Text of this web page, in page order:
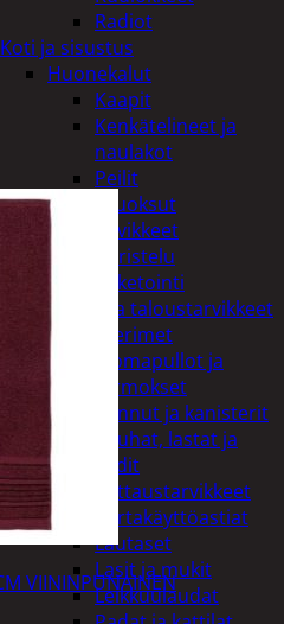
Radiot
Koti ja sisustus
Huonekalut
Kaapit
Kenkätelineet ja
naulakot
Peilit
Huonetuoksut
Juhlatarvikkeet
Koristelu
Paketointi
Keittiö ja taloustarvikkeet
Aterimet
Juomapullot ja
termokset
Kannut ja kanisterit
Kauhat, lastat ja
sudit
Kattaustarvikkeet
Kertakäyttöastiat
Lautaset
Lasit ja mukit
Leikkuulaudat
VIININPUNAINEN